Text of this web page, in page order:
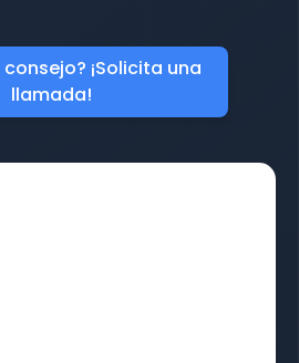
¡Solicita una
llamada!